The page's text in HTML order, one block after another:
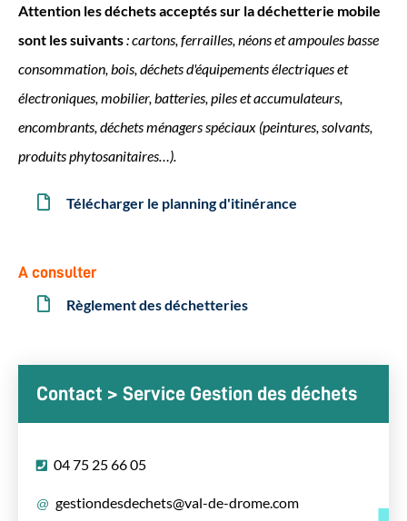
Attention les déchets acceptés sur la déchetterie mobile
sont les suivants : cartons, ferrailles, néons et ampoules basse
consommation, bois, déchets d'équipements électriques et
électroniques, mobilier, batteries, piles et accumulateurs,
encombrants, déchets ménagers spéciaux (peintures, solvants,
produits phytosanitaires…).
Télécharger le planning d'itinérance
A consulter
Règlement des déchetteries
Contact > Service Gestion des déchets
04 75 25 66 05
gestiondesdechets@val-de-drome.com